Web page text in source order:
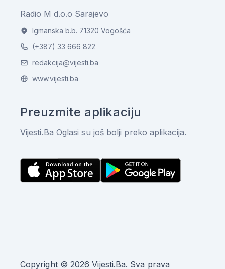
Radio M d.o.o Sarajevo
Igmanska b.b. 71320 Vogošća
(+387) 33 666 822
redakcija@vijesti.ba
www.vijesti.ba
Preuzmite aplikaciju
Vijesti.Ba Oglasi su još bolji preko aplikacija.
Copyright © 2026 Vijesti.Ba. Sva prava